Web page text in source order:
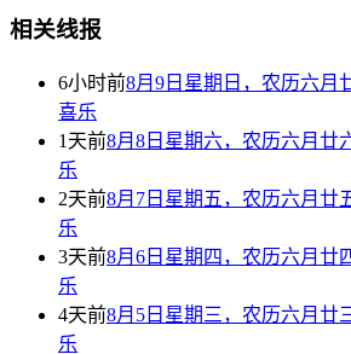
相关线报
6小时前8月9日星期日，农历六月
喜乐
1天前8月8日星期六，农历六月廿
乐
2天前8月7日星期五，农历六月廿
乐
3天前8月6日星期四，农历六月廿
乐
4天前8月5日星期三，农历六月廿
乐